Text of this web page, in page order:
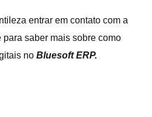
entrar em contato com a
saber mais sobre como
no Bluesoft ERP.